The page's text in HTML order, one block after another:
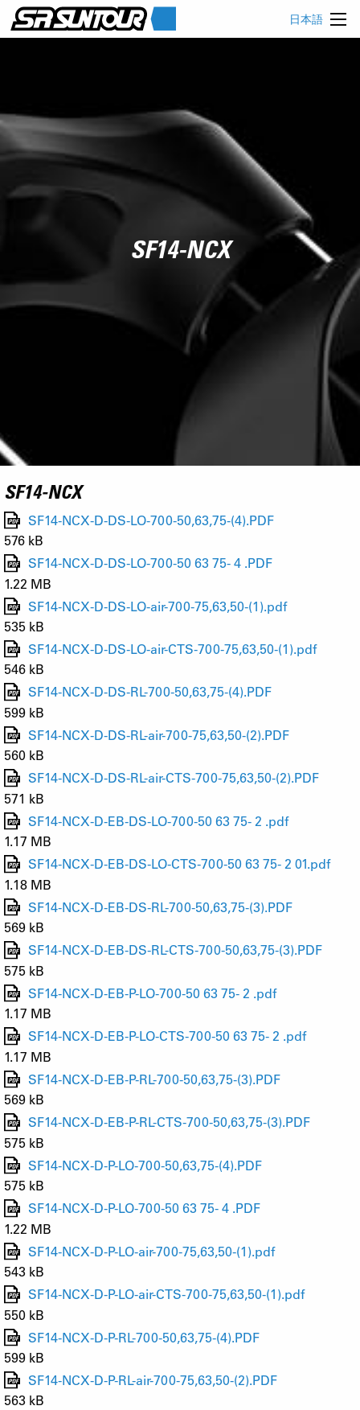
日本語
SF14-NCX
SF14-NCX
SF14-NCX-D-DS-LO-700-50,63,75-(4).PDF
576 kB
SF14-NCX-D-DS-LO-700-50 63 75- 4 .PDF
1.22 MB
SF14-NCX-D-DS-LO-air-700-75,63,50-(1).pdf
535 kB
SF14-NCX-D-DS-LO-air-CTS-700-75,63,50-(1).pdf
546 kB
SF14-NCX-D-DS-RL-700-50,63,75-(4).PDF
599 kB
SF14-NCX-D-DS-RL-air-700-75,63,50-(2).PDF
560 kB
SF14-NCX-D-DS-RL-air-CTS-700-75,63,50-(2).PDF
571 kB
SF14-NCX-D-EB-DS-LO-700-50 63 75- 2 .pdf
1.17 MB
SF14-NCX-D-EB-DS-LO-CTS-700-50 63 75- 2 01.pdf
1.18 MB
SF14-NCX-D-EB-DS-RL-700-50,63,75-(3).PDF
569 kB
SF14-NCX-D-EB-DS-RL-CTS-700-50,63,75-(3).PDF
575 kB
SF14-NCX-D-EB-P-LO-700-50 63 75- 2 .pdf
1.17 MB
SF14-NCX-D-EB-P-LO-CTS-700-50 63 75- 2 .pdf
1.17 MB
SF14-NCX-D-EB-P-RL-700-50,63,75-(3).PDF
569 kB
SF14-NCX-D-EB-P-RL-CTS-700-50,63,75-(3).PDF
575 kB
SF14-NCX-D-P-LO-700-50,63,75-(4).PDF
575 kB
SF14-NCX-D-P-LO-700-50 63 75- 4 .PDF
1.22 MB
SF14-NCX-D-P-LO-air-700-75,63,50-(1).pdf
543 kB
SF14-NCX-D-P-LO-air-CTS-700-75,63,50-(1).pdf
550 kB
SF14-NCX-D-P-RL-700-50,63,75-(4).PDF
599 kB
SF14-NCX-D-P-RL-air-700-75,63,50-(2).PDF
563 kB